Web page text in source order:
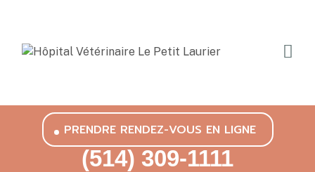
PRENDRE RENDEZ-VOUS EN LIGNE
(514) 309-1111